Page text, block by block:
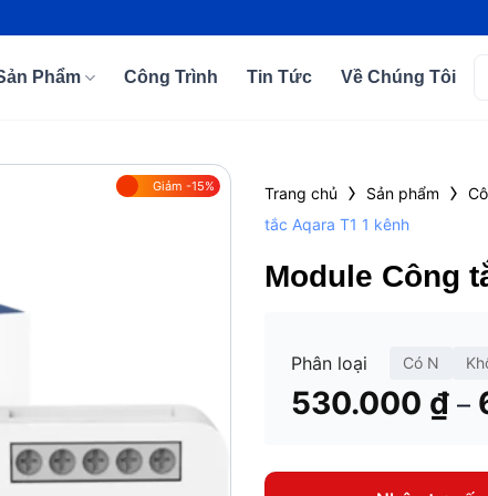
Phẩm Công Trình Tin Tức Về Chúng Tôi
Giảm -15% Trang chủ › Sản phẩm ›
tắc Aqara T1 1 kênh
Module Công
Phân loại Có N
530.000 ₫ –